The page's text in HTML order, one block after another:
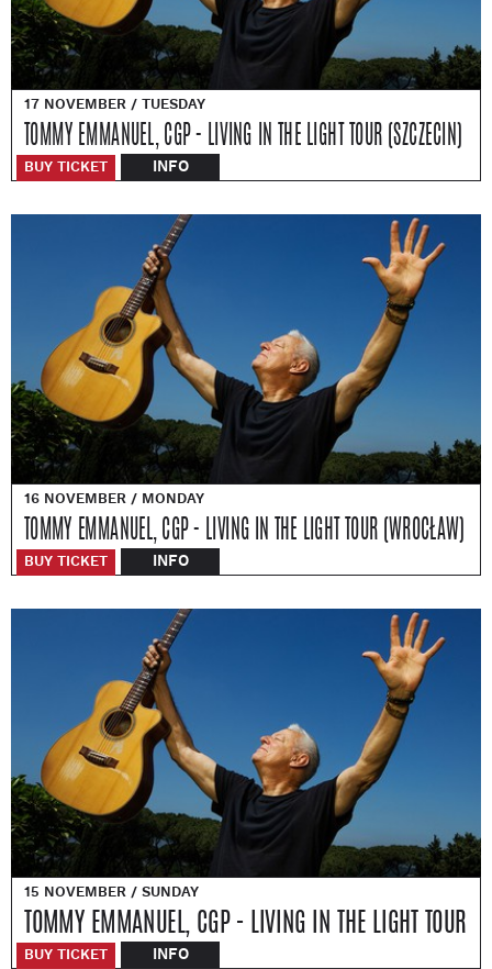
17 NOVEMBER / TUESDAY
TOMMY EMMANUEL, CGP - LIVING IN THE LIGHT TOUR (SZCZECIN)
BUY TICKET INFO
16 NOVEMBER / MONDAY
TOMMY EMMANUEL, CGP - LIVING IN THE LIGHT TOUR (WROCŁAW)
BUY TICKET INFO
15 NOVEMBER / SUNDAY
TOMMY EMMANUEL, CGP - LIVING IN THE LIGHT TOUR
BUY TICKET INFO